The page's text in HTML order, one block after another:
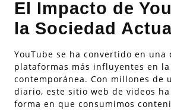
El Impacto de
la Sociedad
YouTube se ha convertido en una
plataformas más influyentes en la
contemporánea. Con millones de
diario, este sitio web de videos
forma en que consumimos